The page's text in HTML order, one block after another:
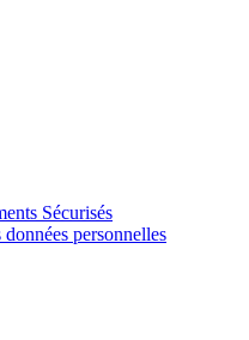
Sécurisés
personnelles